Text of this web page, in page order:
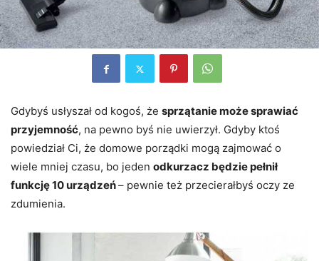
Gdybyś usłyszał od kogoś, że sprzątanie może sprawiać
przyjemność, na pewno byś nie uwierzył. Gdyby ktoś
powiedział Ci, że domowe porządki mogą zajmować o
wiele mniej czasu, bo jeden odkurzacz będzie pełnił
funkcję 10 urządzeń– pewnie też przecierałbyś oczy ze
zdumienia.